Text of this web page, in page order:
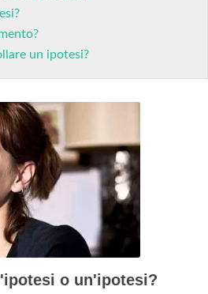
un ipotesi?
o un'ipotesi?